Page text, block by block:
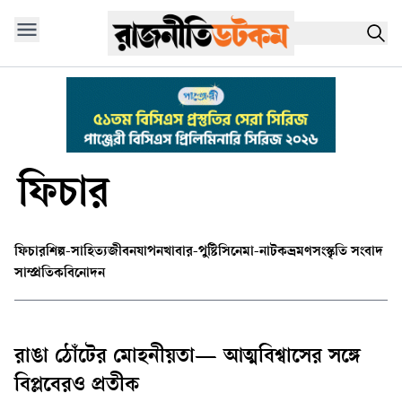
ফিচার
ফিচারশিল্প-সাহিত্যজীবনযাপনখাবার-পুষ্টিসিনেমা-নাটকভ্রমণসংস্কৃতি সংবাদ
সাম্প্রতিকবিনোদন
রাঙা ঠোঁটের মোহনীয়তা— আত্মবিশ্বাসের সঙ্গে
বিপ্লবেরও প্রতীক